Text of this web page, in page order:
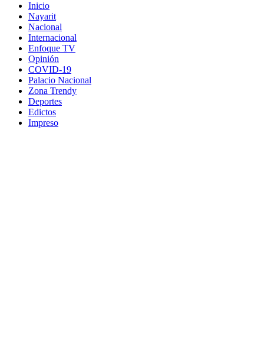
Inicio
Nayarit
Nacional
Internacional
Enfoque TV
Opinión
COVID-19
Palacio Nacional
Zona Trendy
Deportes
Edictos
Impreso